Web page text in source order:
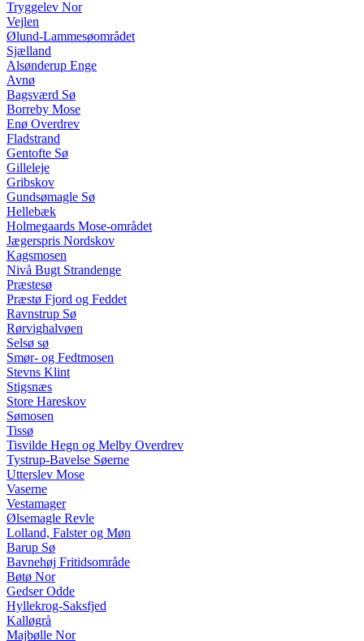
Tryggelev Nor
Vejlen
Ølund-Lammesøområdet
Sjælland
Alsønderup Enge
Avnø
Bagsværd Sø
Borreby Mose
Enø Overdrev
Fladstrand
Gentofte Sø
Gilleleje
Gribskov
Gundsømagle Sø
Hellebæk
Holmegaards Mose-området
Jægerspris Nordskov
Kagsmosen
Nivå Bugt Strandenge
Præstesø
Præstø Fjord og Feddet
Ravnstrup Sø
Rørvighalvøen
Selsø sø
Smør- og Fedtmosen
Stevns Klint
Stigsnæs
Store Hareskov
Sømosen
Tissø
Tisvilde Hegn og Melby Overdrev
Tystrup-Bavelse Søerne
Utterslev Mose
Vaserne
Vestamager
Ølsemagle Revle
Lolland, Falster og Møn
Barup Sø
Bavnehøj Fritidsområde
Bøtø Nor
Gedser Odde
Hyllekrog-Saksfjed
Kalløgrå
Majbølle Nor